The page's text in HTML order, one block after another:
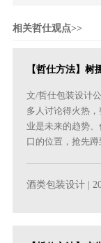
相关哲仕观点>>
【哲仕方法】树
文/哲仕包装设计
多人讨论得火热
业是未来的趋势
口的位置，抢先
酒类包装设计 |